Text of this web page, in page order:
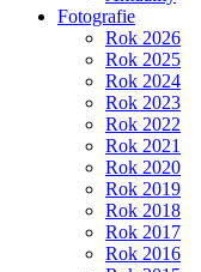
Fotografie
Rok 2026
Rok 2025
Rok 2024
Rok 2023
Rok 2022
Rok 2021
Rok 2020
Rok 2019
Rok 2018
Rok 2017
Rok 2016